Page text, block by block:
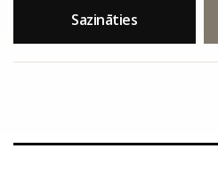
Sazināties